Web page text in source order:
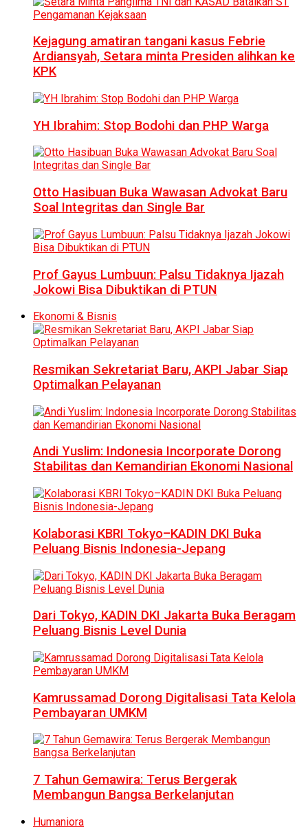
Kejagung amatiran tangani kasus Febrie
Ardiansyah, Setara minta Presiden alihkan ke
KPK
YH Ibrahim: Stop Bodohi dan PHP Warga
Otto Hasibuan Buka Wawasan Advokat Baru
Soal Integritas dan Single Bar
Prof Gayus Lumbuun: Palsu Tidaknya Ijazah
Jokowi Bisa Dibuktikan di PTUN
Ekonomi & Bisnis
Resmikan Sekretariat Baru, AKPI Jabar Siap
Optimalkan Pelayanan
Andi Yuslim: Indonesia Incorporate Dorong
Stabilitas dan Kemandirian Ekonomi Nasional
Kolaborasi KBRI Tokyo–KADIN DKI Buka
Peluang Bisnis Indonesia-Jepang
Dari Tokyo, KADIN DKI Jakarta Buka Beragam
Peluang Bisnis Level Dunia
Kamrussamad Dorong Digitalisasi Tata Kelola
Pembayaran UMKM
7 Tahun Gemawira: Terus Bergerak
Membangun Bangsa Berkelanjutan
Humaniora